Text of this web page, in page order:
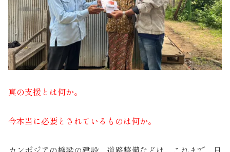
真の支援とは何か。
今本当に必要とされているものは何か。